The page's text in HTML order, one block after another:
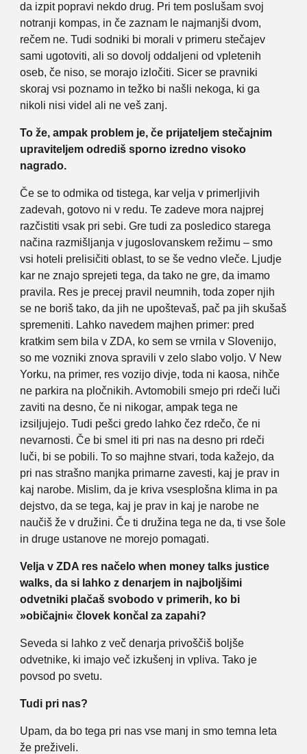
da izpit popravi nekdo drug. Pri tem poslušam svoj
notranji kompas, in če zaznam le najmanjši dvom,
rečem ne. Tudi sodniki bi morali v primeru stečajev
sami ugotoviti, ali so dovolj oddaljeni od vpletenih
oseb, če niso, se morajo izločiti. Sicer se pravniki
skoraj vsi poznamo in težko bi našli nekoga, ki ga
nikoli nisi videl ali ne veš zanj.
To že, ampak problem je, če prijateljem stečajnim
upraviteljem odrediš sporno izredno visoko
nagrado.
Če se to odmika od tistega, kar velja v primerljivih
zadevah, gotovo ni v redu. Te zadeve mora najprej
razčistiti vsak pri sebi. Gre tudi za posledico starega
načina razmišljanja v jugoslovanskem režimu – smo
vsi hoteli prelisičiti oblast, to se še vedno vleče. Ljudje
kar ne znajo sprejeti tega, da tako ne gre, da imamo
pravila. Res je precej pravil neumnih, toda zoper njih
se ne boriš tako, da jih ne upoštevaš, pač pa jih skušaš
spremeniti. Lahko navedem majhen primer: pred
kratkim sem bila v ZDA, ko sem se vrnila v Slovenijo,
so me vozniki znova spravili v zelo slabo voljo. V New
Yorku, na primer, res vozijo divje, toda ni kaosa, nihče
ne parkira na pločnikih. Avtomobili smejo pri rdeči luči
zaviti na desno, če ni nikogar, ampak tega ne
izsiljujejo. Tudi pešci gredo lahko čez rdečo, če ni
nevarnosti. Če bi smel iti pri nas na desno pri rdeči
luči, bi se pobili. To so majhne stvari, toda kažejo, da
pri nas strašno manjka primarne zavesti, kaj je prav in
kaj narobe. Mislim, da je kriva vsesplošna klima in pa
dejstvo, da se tega, kaj je prav in kaj je narobe ne
naučiš že v družini. Če ti družina tega ne da, ti vse šole
in druge ustanove ne morejo pomagati.
Velja v ZDA res načelo when money talks justice
walks, da si lahko z denarjem in najboljšimi
odvetniki plačaš svobodo v primerih, ko bi
»običajni« človek končal za zapahi?
Seveda si lahko z več denarja privoščiš boljše
odvetnike, ki imajo več izkušenj in vpliva. Tako je
povsod po svetu.
Tudi pri nas?
Upam, da bo tega pri nas vse manj in smo temna leta
že preživeli.